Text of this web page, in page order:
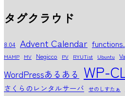
タグクラウド
8.04 Advent Calendar
MAMP MV Negicco PV RYUTist Ubuntu
WordPressあるある WP-
さくらのレンタルサーバ せのしすたぁ